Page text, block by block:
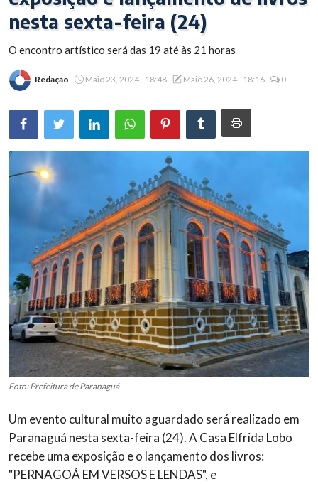
Brasil
nesta sexta-feira (24)
O encontro artístico será das 19 até às 21 horas
Redação Maio 23, 2024 - 18:48 Maio 26, 2024 - 18:16 0
Foto: Prefeitura de Paranaguá
Um evento cultural muito aguardado será realizado em
Paranaguá nesta sexta-feira (24). A Casa Elfrida Lobo
recebe uma exposição e o lançamento dos livros:
"PERNAGOÁ EM VERSOS E LENDAS", e